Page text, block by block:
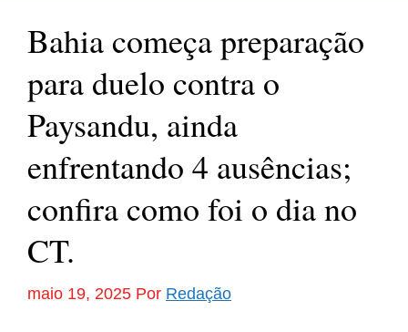
Bahia começa preparação
para duelo contra o
Paysandu, ainda
enfrentando 4 ausências;
confira como foi o dia no
CT.
maio 19, 2025 Por Redação